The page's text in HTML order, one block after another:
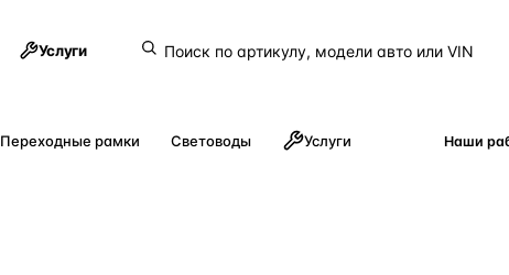
Услуги
Переходные рамки Световоды Услуги Наши